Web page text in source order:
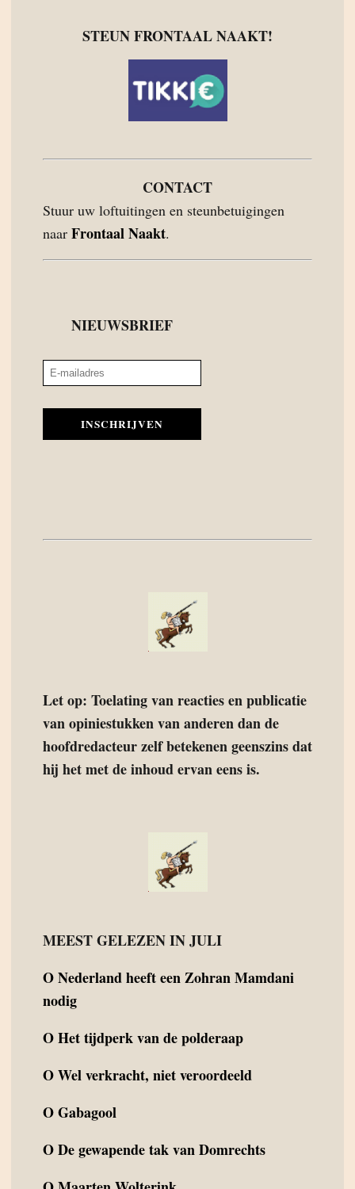
STEUN FRONTAAL NAAKT!
CONTACT
Stuur uw loftuitingen en steunbetuigingen
naar Frontaal Naakt.
NIEUWSBRIEF
INSCHRIJVEN
Let op: Toelating van reacties en publicatie
van opiniestukken van anderen dan de
hoofdredacteur zelf betekenen geenszins dat
hij het met de inhoud ervan eens is.
MEEST GELEZEN IN JULI
ONederland heeft een Zohran Mamdani
nodig
OHet tijdperk van de polderaap
OWel verkracht, niet veroordeeld
OGabagool
ODe gewapende tak van Domrechts